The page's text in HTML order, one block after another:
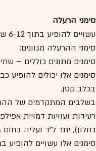
סימני הרעלה
עשויים להופיע בתוך 6-12 שעות מרגע אכילת השוקולד ולהמשך 3-4 ימים.
סימני ההרעלה מגוונים:
סימנים מתונים כוללים –
סימנים אלו יכולים להופיע כבר במינון של 20 מ"ג/ק"ג משקל
בכלב קטן.
בשלבים המתקדמים של
רעידות ועוויות דמויית
כחלון), יתר ל"ד ועליה בחום
סימנים אלו עשויים להופיע במינון של 40-5- מ"ג